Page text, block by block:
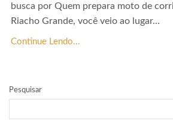
busca por Quem prepara moto de
Riacho Grande, você veio ao lugar...
Continue Lendo...
Pesquisar